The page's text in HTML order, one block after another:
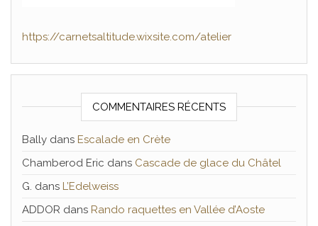
https://carnetsaltitude.wixsite.com/atelier
COMMENTAIRES RÉCENTS
Bally dans Escalade en Crète
Chamberod Eric dans Cascade de glace du Châtel
G. dans L’Edelweiss
ADDOR dans Rando raquettes en Vallée d’Aoste